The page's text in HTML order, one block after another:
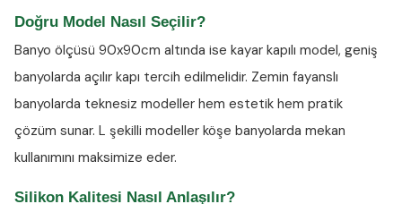
Doğru Model Nasıl Seçilir?
Banyo ölçüsü 90x90cm altında ise kayar kapılı model, geniş
banyolarda açılır kapı tercih edilmelidir. Zemin fayanslı
banyolarda teknesiz modeller hem estetik hem pratik
çözüm sunar. L şekilli modeller köşe banyolarda mekan
kullanımını maksimize eder.
Silikon Kalitesi Nasıl Anlaşılır?